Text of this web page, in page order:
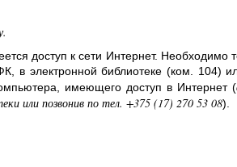
доступ к сети Интернет. Необходимо
в электронной библиотеке (ком. 104)
имеющего доступ в Интернет (
или позвонив по тел. +375 (17) 270 53 08).